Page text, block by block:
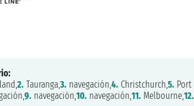
2. Tauranga,3. navegación,4. Christchurch,5. Port
9. navegación,10. navegación,11. Melbourne,12.